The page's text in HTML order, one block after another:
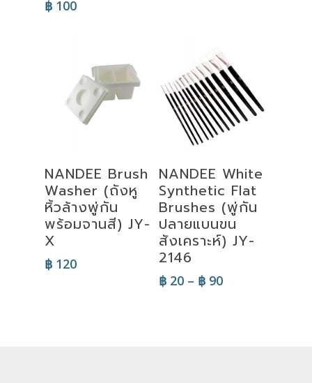
฿ 100
Add To Cart
NANDEE Brush
Washer (ถังหู
หิ้วล้างพู่กัน
พร้อมจานสี) JY-
X
฿ 120
Select
Options
NANDEE White
Synthetic Flat
Brushes (พู่กัน
ปลายแบนขน
สังเคราะห์) JY-
2146
฿20 – ฿90Price